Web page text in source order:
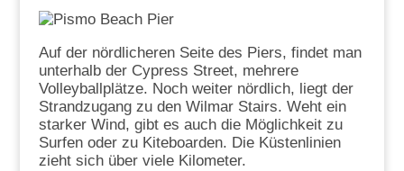
Auf der nördlicheren Seite des Piers, findet man
unterhalb der Cypress Street, mehrere
Volleyballplätze. Noch weiter nördlich, liegt der
Strandzugang zu den Wilmar Stairs. Weht ein
starker Wind, gibt es auch die Möglichkeit zu
Surfen oder zu Kiteboarden. Die Küstenlinien
zieht sich über viele Kilometer.